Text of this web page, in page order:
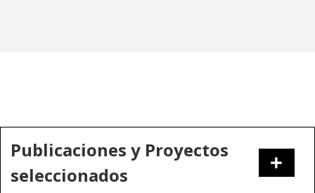
Publicaciones y Proyectos
seleccionados